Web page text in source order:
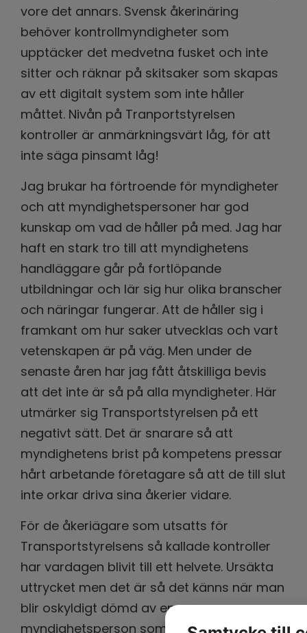
vore det annars. Svensk åkerinäring
behöver kontrollmyndigheter som
upptäcker det medvetna fusket och inte
sitter och räknar på skitsaker som skapas
av ett digitalt system som inte håller
måttet. Nivån på Tranportstyrelsen
kontroller är anmärkningsvärt låg, för att
inte säga pinsamt låg!
Jag brukar ha förtroende för myndigheter
och att myndighetspersoner har god
kunskap om vad de håller på med. Jag har
haft en stark tro till att myndighetens
handläggare går på fortlöpande
utbildningar och lär sig hur olika branscher
och näringar fungerar. Att de håller sig i
framkant om hur saker utvecklas och vart
vetenskapen är på väg. Men under de
senaste åren har jag fått åtskilliga bevis
att det inte är så på alla myndigheter. Här
utmärker sig Transportstyrelsen på ett
negativt sätt. Det är snarare så att
myndighetens brist på kompetens pressar
hårt arbetande företagare så att de till slut
inte orkar driva sina åkerier vidare.
För de åkeriägare som utsatts för
Transportstyrelsens så kallade kontroller
har vardagen blivit till ett helvete. Ursäkta
uttrycket men det är så det känns när man
blir oskyldigt dömd av en
myndighetsperson som saknar all form av